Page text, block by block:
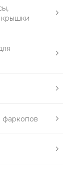
крышки
фаркопов